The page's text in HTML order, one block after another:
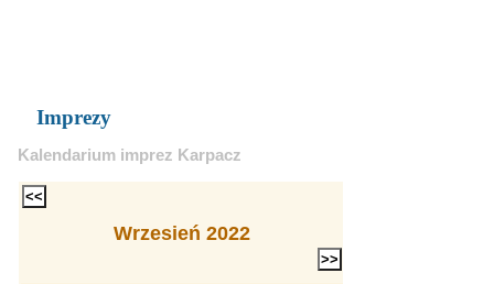
Imprezy
Kalendarium imprez Karpacz
Wrzesień 2022